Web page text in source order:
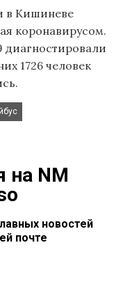
в Кишиневе
коронавирусом.
диагностировали
1726 человек
на NM
новостей
почте